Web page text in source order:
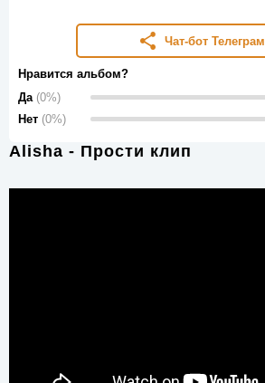
Чат-бот Телеграм
Нравится альбом?
Да (0%)
Нет (0%)
Alisha - Прости клип